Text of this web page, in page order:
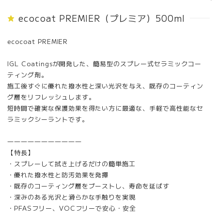
ecocoat PREMIER（プレミア）500ml
ecocoat PREMIER
IGL Coatingsが開発した、簡易型のスプレー式セラミックコー
ティング剤。
施工後すぐに優れた撥水性と深い光沢を与え、既存のコーティン
グ層をリフレッシュします。
短時間で確実な保護効果を得たい方に最適な、手軽で高性能なセ
ラミックシーラントです。
―――――――――――
【特長】
・スプレーして拭き上げるだけの簡単施工
・優れた撥水性と防汚効果を発揮
・既存のコーティング層をブーストし、寿命を延ばす
・深みのある光沢と滑らかな手触りを実現
・PFASフリー、VOCフリーで安心・安全